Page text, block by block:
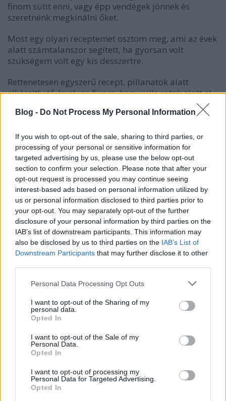
Blog - Do Not Process My Personal Information
If you wish to opt-out of the sale, sharing to third parties, or
processing of your personal or sensitive information for
targeted advertising by us, please use the below opt-out
section to confirm your selection. Please note that after your
opt-out request is processed you may continue seeing
interest-based ads based on personal information utilized by
us or personal information disclosed to third parties prior to
your opt-out. You may separately opt-out of the further
disclosure of your personal information by third parties on the
IAB’s list of downstream participants. This information may
also be disclosed by us to third parties on the IAB’s List of
Downstream Participants that may further disclose it to other
Please note that this website/app uses one or more Google
not limited to your visit or usage behaviour. You may click to
grant or deny consent to Google and its third-party tags to
use your data for below specified purposes in below Google
consent section.
Personal Data Processing Opt Outs
I want to opt-out of the Sharing of my
personal data.
Opted In
I want to opt-out of the Sale of my
Personal Data.
Opted In
I want to opt-out of processing my
Personal Data for Targeted Advertising.
Opted In
finom sütit enni, vagy épp vendégek jönnek és
szeretnénk megkínálni őket.
Most egy olyan receptemet osztom meg, ami az évek
alatt számtalanszor segített, ha gyorsan volt
szükségem volt egy kis desszertre.
Rettenetesen egyszerű recept, pillanatok alatt
elkészíthető és olyan finom, hogy pillanatok alatt el
Hozzávalók
300g túró (volt már hogy kevesebbet tettem,
olyan is, hogy többet, egyik esetben sem
rosszabb az eredmény)
3 közepes méretű tojás
10dkg tejföl
8 dkg cukor
1 csomag vaníliás cukor
150g liszt
1 csomag sütőpor
mazsola
gyümölcs darabolva
elkészítési mód
mindent össze egy tálba és öntsd egy kerek
tortaformába.
sütőben.